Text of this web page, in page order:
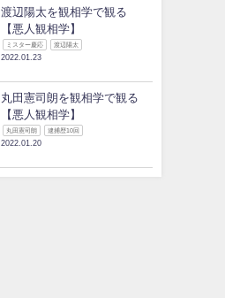
渡辺陽太を観相学で観る
【悪人観相学】
ミスター慶応 渡辺陽太
2022.01.23
丸田憲司朗を観相学で観る
【悪人観相学】
丸田憲司朗 逮捕歴10回
2022.01.20